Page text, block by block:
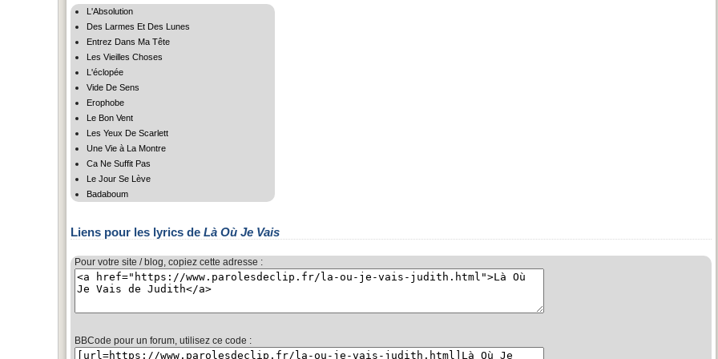
L'Absolution
Des Larmes Et Des Lunes
Entrez Dans Ma Tête
Les Vieilles Choses
L'éclopée
Vide De Sens
Erophobe
Le Bon Vent
Les Yeux De Scarlett
Une Vie à La Montre
Ca Ne Suffit Pas
Le Jour Se Lève
Badaboum
Liens pour les lyrics de Là Où Je Vais
Pour votre site / blog, copiez cette adresse :
BBCode pour un forum, utilisez ce code :